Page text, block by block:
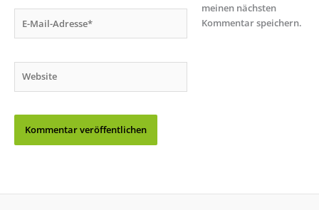
Mail-
meinen nächsten
Kommentar speichern.